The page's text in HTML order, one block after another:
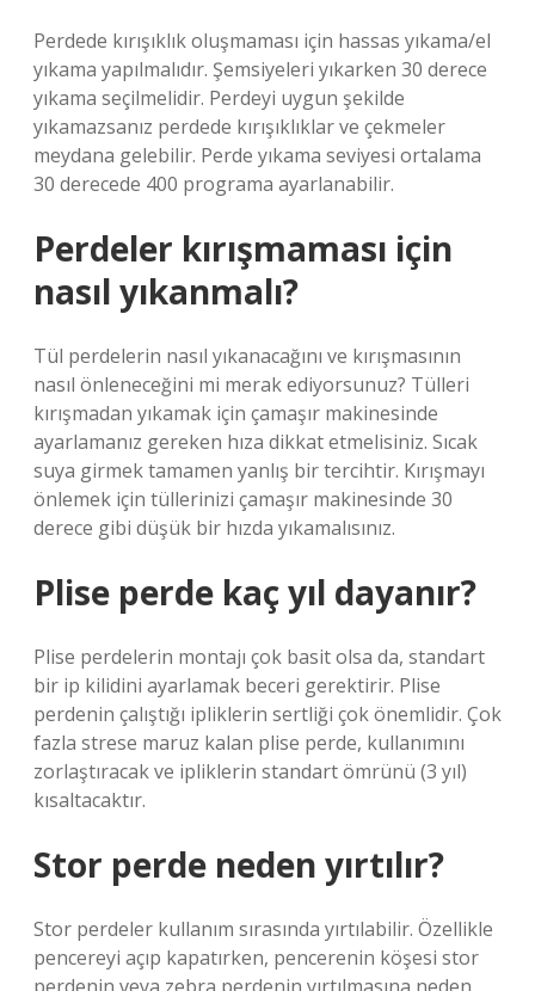
Perdede kırışıklık oluşmaması için hassas yıkama/el
yıkama yapılmalıdır. Şemsiyeleri yıkarken 30 derece
yıkama seçilmelidir. Perdeyi uygun şekilde
yıkamazsanız perdede kırışıklıklar ve çekmeler
meydana gelebilir. Perde yıkama seviyesi ortalama
30 derecede 400 programa ayarlanabilir.
Perdeler kırışmaması için
nasıl yıkanmalı?
Tül perdelerin nasıl yıkanacağını ve kırışmasının
nasıl önleneceğini mi merak ediyorsunuz? Tülleri
kırışmadan yıkamak için çamaşır makinesinde
ayarlamanız gereken hıza dikkat etmelisiniz. Sıcak
suya girmek tamamen yanlış bir tercihtir. Kırışmayı
önlemek için tüllerinizi çamaşır makinesinde 30
derece gibi düşük bir hızda yıkamalısınız.
Plise perde kaç yıl dayanır?
Plise perdelerin montajı çok basit olsa da, standart
bir ip kilidini ayarlamak beceri gerektirir. Plise
perdenin çalıştığı ipliklerin sertliği çok önemlidir. Çok
fazla strese maruz kalan plise perde, kullanımını
zorlaştıracak ve ipliklerin standart ömrünü (3 yıl)
kısaltacaktır.
Stor perde neden yırtılır?
Stor perdeler kullanım sırasında yırtılabilir. Özellikle
pencereyi açıp kapatırken, pencerenin köşesi stor